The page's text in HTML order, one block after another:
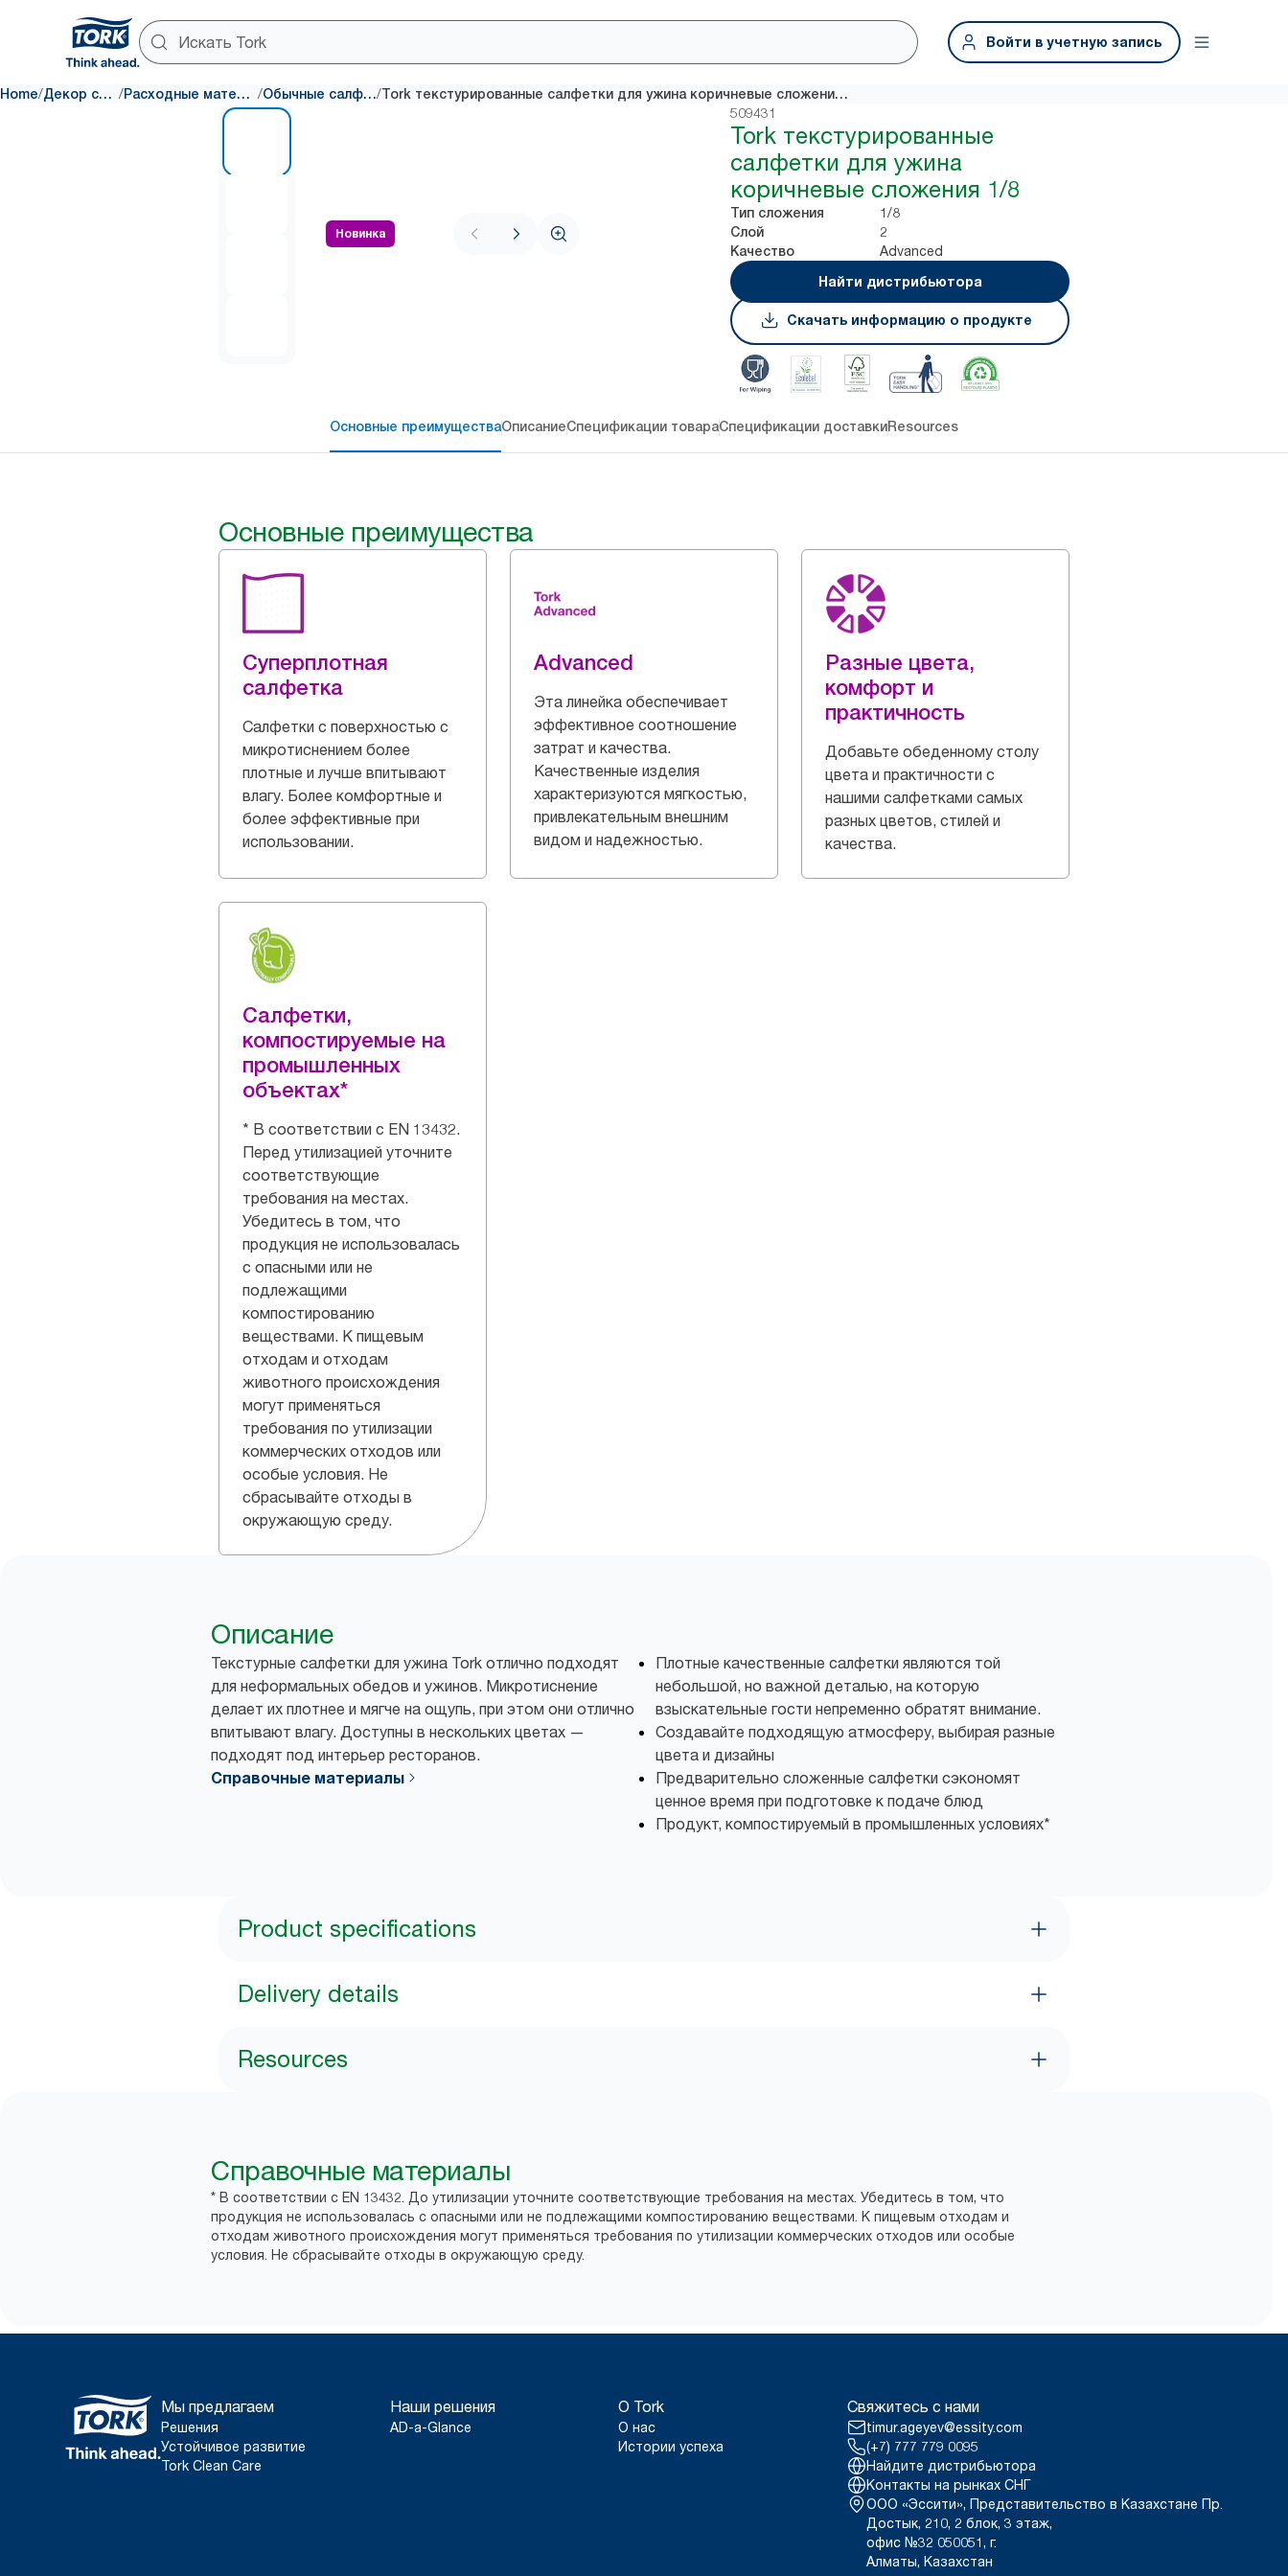
Войти в учетную запись
Home/ Декор стола / Расходные материалы / Обычные салфетки/ Tork текстурированные салфетки для ужина коричневые сложения 1/8
Новинка
1 of 4
509431
Tork текстурированные
салфетки для ужина
коричневые сложения 1/8
Тип сложения 1/8
Слой 2
Качество
Advanced
Найти дистрибьютора
Скачать информацию о продукте
Основные преимуществаОписаниеСпецификации товараСпецификации доставкиResources
Основные преимущества
Суперплотная
салфетка
Салфетки с поверхностью с
микротиснением более
плотные и лучше впитывают
влагу. Более комфортные и
более эффективные при
использовании.
Advanced
Эта линейка обеспечивает
эффективное соотношение
затрат и качества.
Качественные изделия
характеризуются мягкостью,
привлекательным внешним
видом и надежностью.
Разные цвета,
комфорт и
практичность
Добавьте обеденному столу
цвета и практичности с
нашими салфетками самых
разных цветов, стилей и
качества.
Салфетки,
компостируемые на
промышленных
объектах*
* В соответствии с EN 13432.
Перед утилизацией уточните
соответствующие
требования на местах.
Убедитесь в том, что
продукция не использовалась
с опасными или не
подлежащими
компостированию
веществами. К пищевым
отходам и отходам
животного происхождения
могут применяться
требования по утилизации
коммерческих отходов или
особые условия. Не
сбрасывайте отходы в
окружающую среду.
Описание
Текстурные салфетки для ужина Tork отлично подходят
для неформальных обедов и ужинов. Микротиснение
делает их плотнее и мягче на ощупь, при этом они отлично
впитывают влагу. Доступны в нескольких цветах —
подходят под интерьер ресторанов.
Справочные материалы
Плотные качественные салфетки являются той
небольшой, но важной деталью, на которую
взыскательные гости непременно обратят внимание.
Создавайте подходящую атмосферу, выбирая разные
цвета и дизайны
Предварительно сложенные салфетки сэкономят
ценное время при подготовке к подаче блюд
Продукт, компостируемый в промышленных условиях*
Product specifications
Delivery details
Resources
Справочные материалы
* В соответствии с EN 13432. До утилизации уточните соответствующие требования на местах. Убедитесь в том, что
продукция не использовалась с опасными или не подлежащими компостированию веществами. К пищевым отходам и
отходам животного происхождения могут применяться требования по утилизации коммерческих отходов или особые
условия. Не сбрасывайте отходы в окружающую среду.
Мы предлагаем
Решения
Устойчивое развитие
Tork Clean Care
Наши решения
AD-a-Glance
О Tork
О нас
Истории успеха
Свяжитесь с нами
timur.ageyev@essity.com
(+7) 777 779 0095
Найдите дистрибьютора
Контакты на рынках СНГ
ООО «Эссити», Представительство в Казахстане Пр.
Достык, 210, 2 блок, 3 этаж,
офис №32 050051, г.
Алматы, Казахстан